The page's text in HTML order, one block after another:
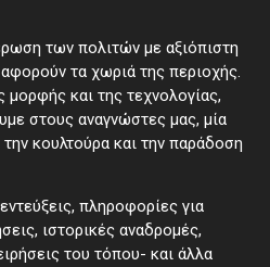
των πολιτών με αξιόπιστη
τα χωριά της περιοχής.
και της τεχνολογίας,
στους αναγνώστες μας, μία
κουλτούρα και την παράδοση
πληροφορίες για
ιστορικές αναδρομές,
του τόπου- και άλλα